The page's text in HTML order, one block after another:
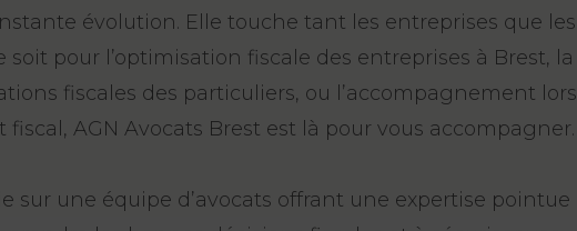
évolution. Elle touche tant les entreprises que les
soit pour l’optimisation fiscale des entreprises à Brest, la
fiscales des particuliers, ou l’accompagnement lors
fiscal, AGN Avocats Brest est là pour vous accompagner.
sur une équipe d’avocats offrant une expertise pointue